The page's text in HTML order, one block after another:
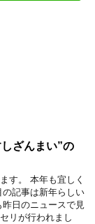
ざんまい”の
す。 本年も宜しく
記事は新年らしい
日のニュースで見
リが行われまし